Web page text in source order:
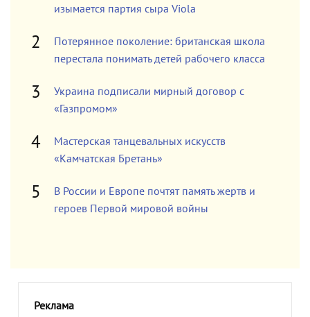
изымается партия сыра Viola
Потерянное поколение: британская школа
перестала понимать детей рабочего класса
Украина подписали мирный договор с
«Газпромом»
Мастерская танцевальных искусств
«Камчатская Бретань»
В России и Европе почтят память жертв и
героев Первой мировой войны
Реклама